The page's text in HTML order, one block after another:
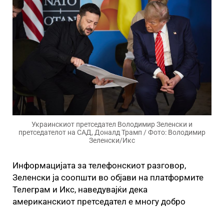
Украинскиот претседател Володимир Зеленски и
претседателот на САД, Доналд Трамп / Фото: Володимир
Зеленски/Икс
Информацијата за телефонскиот разговор,
Зеленски ја соопшти во објави на платформите
Телеграм и Икс, наведувајќи дека
американскиот претседател е многу добро